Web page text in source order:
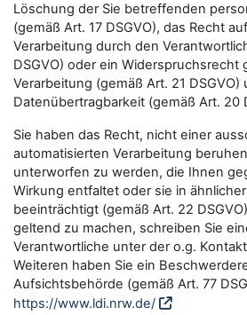
Löschung der Sie betreffenden
(gemäß Art. 17 DSGVO), das Recht
Verarbeitung durch den
DSGVO) oder ein Widerspruchsrecht
Verarbeitung (gemäß Art. 21 DSGVO)
Datenübertragbarkeit (gemäß Art. 20
Sie haben das Recht, nicht einer
automatisierten Verarbeitung
unterworfen zu werden, die Ihnen
Wirkung entfaltet oder sie in
beeinträchtigt (gemäß Art. 22
geltend zu machen, schreiben Sie
Verantwortliche unter der o.g.
Weiteren haben Sie ein
Aufsichtsbehörde (gemäß Art. 77
https://www.ldi.nrw.de/